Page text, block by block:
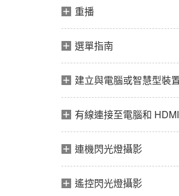
重播
選單指南
建立與電腦或智慧型裝
有線連接至電腦和
連機閃光燈攝影
遙控閃光燈攝影